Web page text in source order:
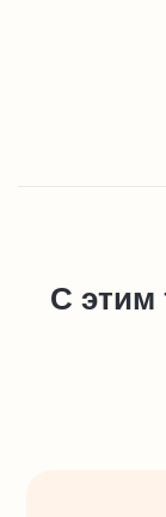
С этим